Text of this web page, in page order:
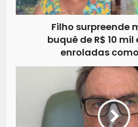
Filho surpreende
buquê de R$ 10
enroladas